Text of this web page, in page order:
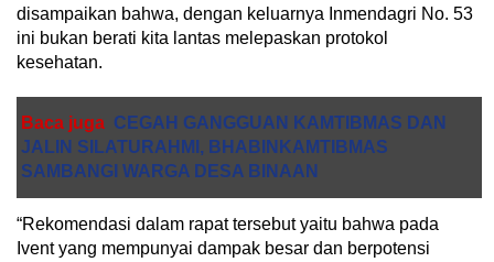
disampaikan bahwa, dengan keluarnya Inmendagri No. 53
ini bukan berati kita lantas melepaskan protokol
kesehatan.
Baca juga CEGAH GANGGUAN KAMTIBMAS DAN
JALIN SILATURAHMI, BHABINKAMTIBMAS
SAMBANGI WARGA DESA BINAAN
“Rekomendasi dalam rapat tersebut yaitu bahwa pada
Ivent yang mempunyai dampak besar dan berpotensi